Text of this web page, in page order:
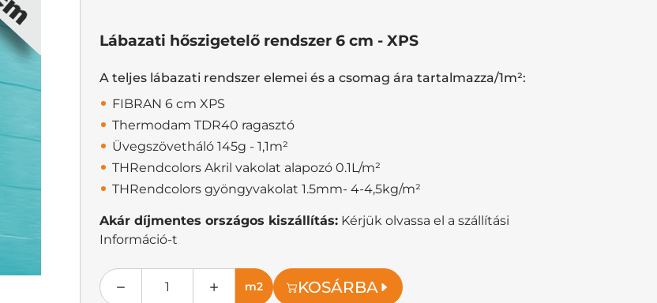
Lábazati hőszigetelő rendszer 6 cm - XPS
A teljes lábazati rendszer elemei és a csomag ára tartalmazza/1m²:
FIBRAN 6 cm XPS
Thermodam TDR40 ragasztó
Üvegszövetháló 145g - 1,1m²
THRendcolors Akril vakolat alapozó 0.1L/m²
THRendcolors gyöngyvakolat 1.5mm- 4-4,5kg/m²
Akár díjmentes országos kiszállítás: Kérjük olvassa el a szállítási
Információ-t
m2 KOSÁRBA